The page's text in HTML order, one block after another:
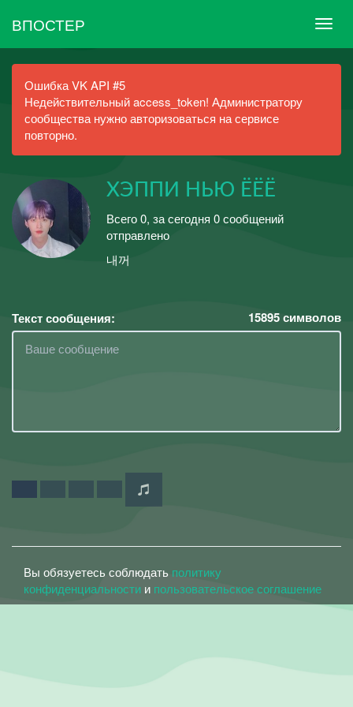
ВПОСТЕР
Ошибка VK API #5
Недействительный access_token! Администратору
сообщества нужно авторизоваться на сервисе
повторно.
ХЭППИ НЬЮ ЁЁЁ
Всего 0, за сегодня 0 сообщений
отправлено
내꺼
Текст сообщения: 15895символов
Вы обязуетесь соблюдать политику
конфиденциальности и пользовательское соглашение